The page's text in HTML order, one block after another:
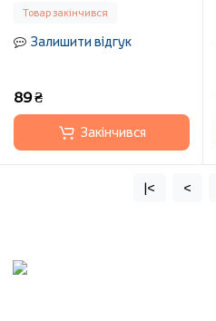
Товар закінчився
Залишити відгук
89 ₴
Закінчився
|< <